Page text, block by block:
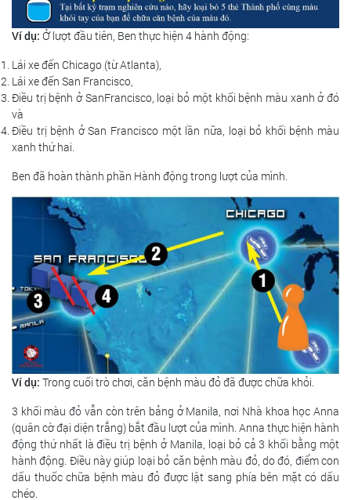
Ví dụ: Ở lượt đầu tiên, Ben thực hiện 4 hành động:
Lái xe đến Chicago (từ Atlanta),
Lái xe đến San Francisco,
Điều trị bệnh ở SanFrancisco, loại bỏ một khối bệnh màu xanh ở đó
và
Điều trị bệnh ở San Francisco một lần nữa, loại bỏ khối bệnh màu
xanh thứ hai.
Ben đã hoàn thành phần Hành động trong lượt của mình.
Ví dụ: Trong cuối trò chơi, căn bệnh màu đỏ đã được chữa khỏi.
3 khối màu đỏ vẫn còn trên bảng ở Manila, nơi Nhà khoa học Anna
(quân cờ đại diện trắng) bắt đầu lượt của mình. Anna thực hiện hành
động thứ nhất là điều trị bệnh ở Manila, loại bỏ cả 3 khối bằng một
hành động. Điều này giúp loại bỏ căn bệnh màu đỏ, do đó, điểm con
dấu thuốc chữa bệnh màu đỏ được lật sang phía bên mặt có dấu
chéo.